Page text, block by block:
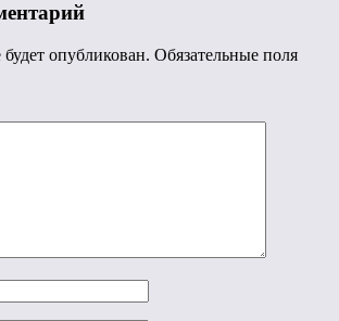
опубликован. Обязательные поля